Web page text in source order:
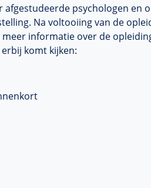
psychologen en
Na voltooiing van de
informatie over de
komt kijken: